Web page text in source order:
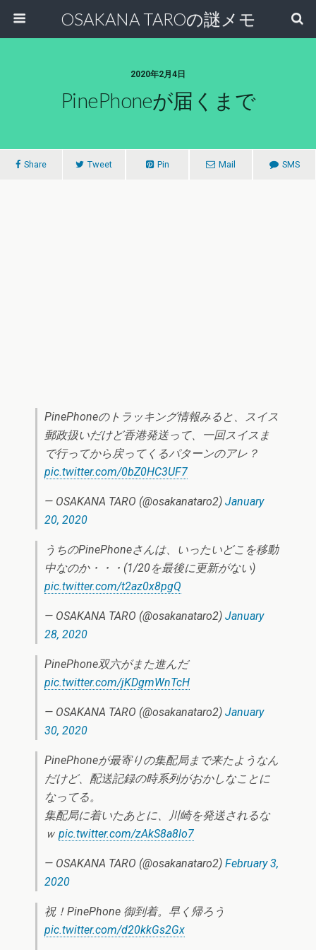
OSAKANA TAROの謎メモ
2020年2月4日
PinePhoneが届くまで
Share Tweet Pin Mail SMS
PinePhoneのトラッキング情報みると、スイス
郵政扱いだけど香港発送って、一回スイスま
で行ってから戻ってくるパターンのアレ？
pic.twitter.com/0bZ0HC3UF7
— OSAKANA TARO (@osakanataro2) January
20, 2020
うちのPinePhoneさんは、いったいどこを移動
中なのか・・・(1/20を最後に更新がない)
pic.twitter.com/t2az0x8pgQ
— OSAKANA TARO (@osakanataro2) January
28, 2020
PinePhone双六がまた進んだ
pic.twitter.com/jKDgmWnTcH
— OSAKANA TARO (@osakanataro2) January
30, 2020
PinePhoneが最寄りの集配局まで来たようなん
だけど、配送記録の時系列がおかしなことに
なってる。
集配局に着いたあとに、川崎を発送されるな
ｗ pic.twitter.com/zAkS8a8lo7
— OSAKANA TARO (@osakanataro2) February 3,
2020
祝！PinePhone 御到着。早く帰ろう
pic.twitter.com/d20kkGs2Gx